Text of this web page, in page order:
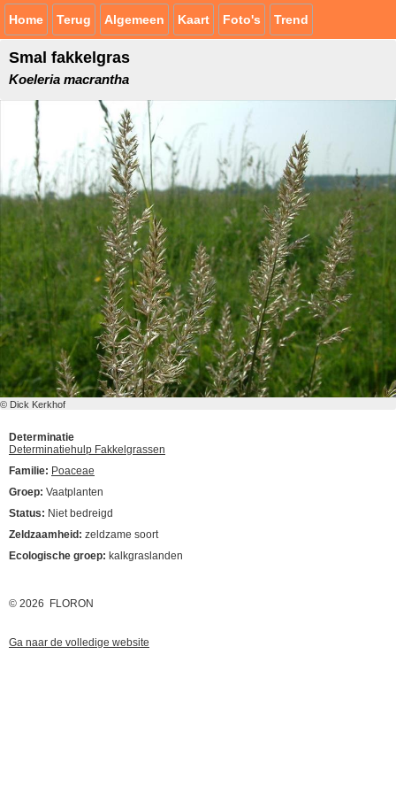
Home Terug Algemeen Kaart Foto's Trend
Smal fakkelgras
Koeleria macrantha
© Dick Kerkhof
Determinatie
Determinatiehulp Fakkelgrassen
Familie: Poaceae
Groep: Vaatplanten
Status: Niet bedreigd
Zeldzaamheid: zeldzame soort
Ecologische groep: kalkgraslanden
© 2026 FLORON
Ga naar de volledige website